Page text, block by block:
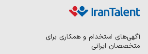
آگهی‌های استخدام و همکاری برای
متخصصان ایرانی